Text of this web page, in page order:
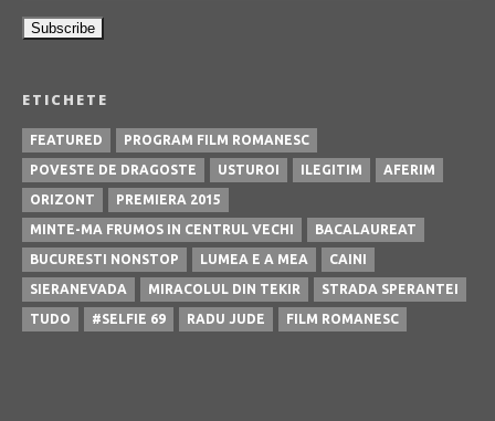
ETICHETE
FEATURED PROGRAM FILM ROMANESC
POVESTE DE DRAGOSTE USTUROI ILEGITIM AFERIM
ORIZONT PREMIERA 2015
MINTE-MA FRUMOS IN CENTRUL VECHI BACALAUREAT
BUCURESTI NONSTOP LUMEA E A MEA CAINI
SIERANEVADA MIRACOLUL DIN TEKIR STRADA SPERANTEI
TUDO #SELFIE 69 RADU JUDE FILM ROMANESC